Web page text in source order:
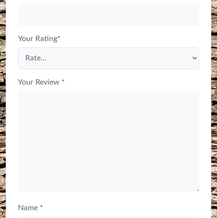
Your Rating*
Your Review *
Name *